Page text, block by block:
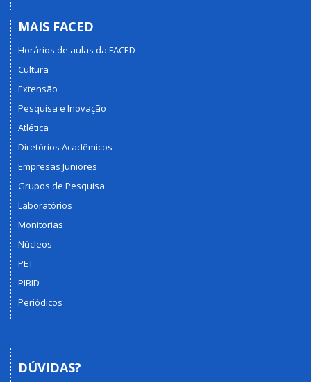
MAIS FACED
Horários de aulas da FACED
Cultura
Extensão
Pesquisa e Inovação
Atlética
Diretórios Acadêmicos
Empresas Juniores
Grupos de Pesquisa
Laboratórios
Monitorias
Núcleos
PET
PIBID
Periódicos
DÚVIDAS?